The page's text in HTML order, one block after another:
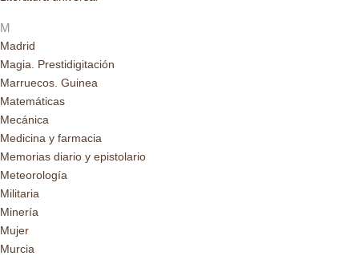
M
Madrid
Magia. Prestidigitación
Marruecos. Guinea
Matemáticas
Mecánica
Medicina y farmacia
Memorias diario y epistolario
Meteorología
Militaria
Minería
Mujer
Murcia